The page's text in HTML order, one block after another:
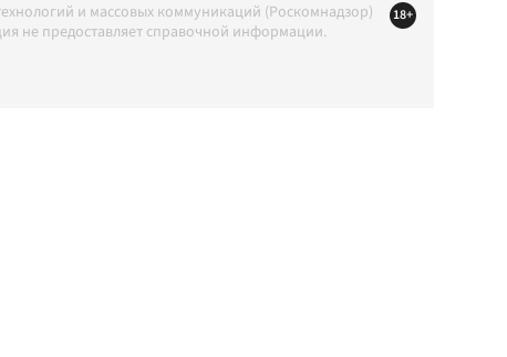
и массовых коммуникаций (Роскомнадзор)
не предоставляет справочной информации.
18+